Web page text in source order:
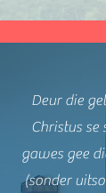
Deur die
Christus se
gawes gee
(sonder